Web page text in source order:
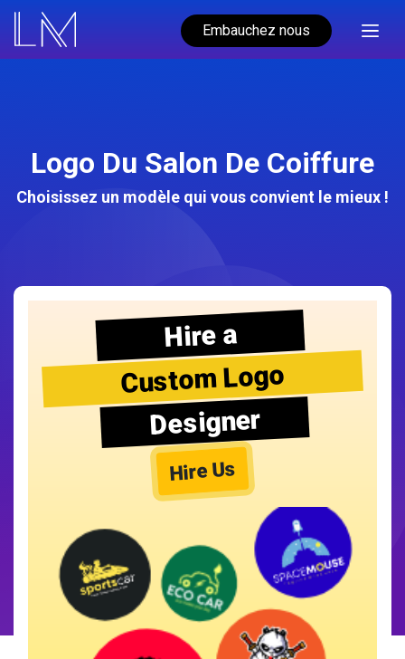
Embauchez nous
Logo Du Salon De Coiffure
Choisissez un modèle qui vous convient le mieux !
Hire a
Custom Logo
Designer
Hire Us